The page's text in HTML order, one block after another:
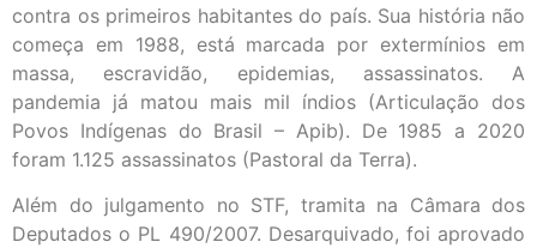
contra os primeiros habitantes do país. Sua história não
começa em 1988, está marcada por extermínios em
massa, escravidão, epidemias, assassinatos. A
pandemia já matou mais mil índios (Articulação dos
Povos Indígenas do Brasil – Apib). De 1985 a 2020
foram 1.125 assassinatos (Pastoral da Terra).
Além do julgamento no STF, tramita na Câmara dos
Deputados o PL 490/2007. Desarquivado, foi aprovado